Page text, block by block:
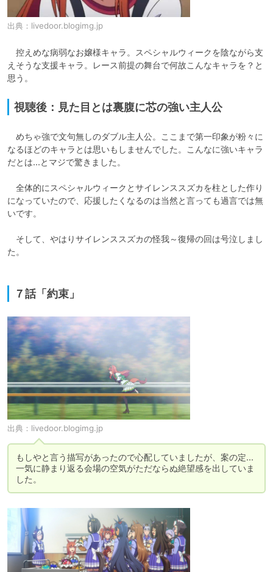
出典： livedoor.blogimg.jp
控えめな病弱なお嬢様キャラ。スペシャルウィークを陰ながら支
えそうな支援キャラ。レース前提の舞台で何故こんなキャラを？と
思う。
視聴後：見た目とは裏腹に芯の強い主人公
めちゃ強で文句無しのダブル主人公。ここまで第一印象が粉々に
なるほどのキャラとは思いもしませんでした。こんなに強いキャラ
だとは...とマジで驚きました。
全体的にスペシャルウィークとサイレンススズカを柱とした作り
になっていたので、応援したくなるのは当然と言っても過言では無
いです。
そして、やはりサイレンススズカの怪我～復帰の回は号泣しまし
た。
７話「約束」
出典： livedoor.blogimg.jp
もしやと言う描写があったので心配していましたが、案の定...
一気に静まり返る会場の空気がただならぬ絶望感を出していま
した。